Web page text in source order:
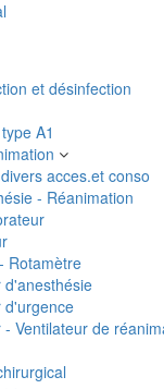
et désinfection
A1
acces.et conso
- Réanimation
Rotamètre
d'anesthésie
d'urgence
- Ventilateur de